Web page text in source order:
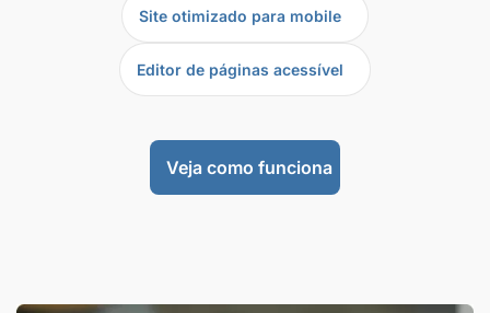
Site otimizado para mobile
Editor de páginas acessível
Veja como funciona